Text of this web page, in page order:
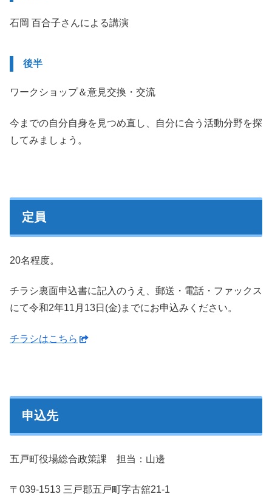
石岡 百合子さんによる講演
後半
ワークショップ＆意見交換・交流
今までの自分自身を見つめ直し、自分に合う活動分野を探
してみましょう。
定員
20名程度。
チラシ裏面申込書に記入のうえ、郵送・電話・ファックス
にて令和2年11月13日(金)までにお申込みください。
チラシはこちら
申込先
五戸町役場総合政策課 担当：山邊
〒039-1513 三戸郡五戸町字古舘21-1